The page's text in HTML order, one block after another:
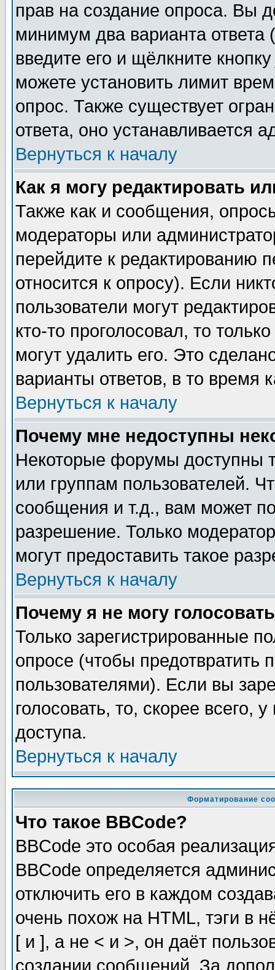
прав на создание опроса. Вы
минимум два варианта ответа
введите его и щёлкните
можете установить лимит
опрос. Также существует
ответа, оно устанавливается
Вернуться к началу
Как я могу редактировать
Также как и сообщения,
модераторы или
перейдите к редактированию
относится к опросу). Если
пользователи могут
кто-то проголосовал, то
могут удалить его. Это
варианты ответов, в то время
Вернуться к началу
Почему мне недоступны
Некоторые форумы доступны
или группам пользователей.
сообщения и т.д., вам может
разрешение. Только
могут предоставить такое
Вернуться к началу
Почему я не могу
Только зарегистрированные
опросе (чтобы предотвратить
пользователями). Если вы
голосовать, то, скорее всего,
доступа.
Вернуться к началу
Форматирование
Что такое BBCode?
BBCode это особая
BBCode определяется
отключить его в каждом
очень похож на HTML, тэги в
[ и ], а не < и >, он даёт
создании сообщений. За